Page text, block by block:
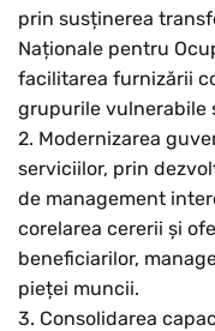
prin susținerea
Naționale pentru
facilitarea furnizării
grupurile vulnerabile
2. Modernizarea
serviciilor, prin
de management
corelarea cererii și
beneficiarilor,
pieței muncii.
3. Consolidarea